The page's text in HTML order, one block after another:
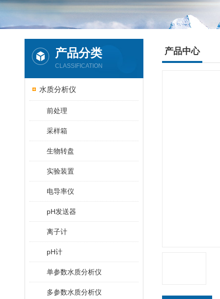
产品分类
CLASSIFICATION
水质分析仪
前处理
采样箱
生物转盘
实验装置
电导率仪
pH发送器
离子计
pH计
单参数水质分析仪
多参数水质分析仪
产品中心